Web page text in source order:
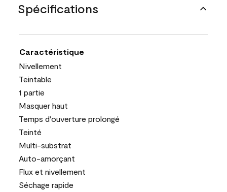
Spécifications
Caractéristique
Nivellement
Teintable
1 partie
Masquer haut
Temps d'ouverture prolongé
Teinté
Multi-substrat
Auto-amorçant
Flux et nivellement
Séchage rapide